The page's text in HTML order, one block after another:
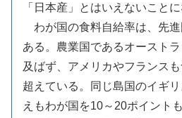
「日本産」とはいえないこと
わが国の食料自給率は、先
ある。農業国であるオースト
及ばず、アメリカやフランス
超えている。同じ島国のイギ
えもわが国を10～20ポイント